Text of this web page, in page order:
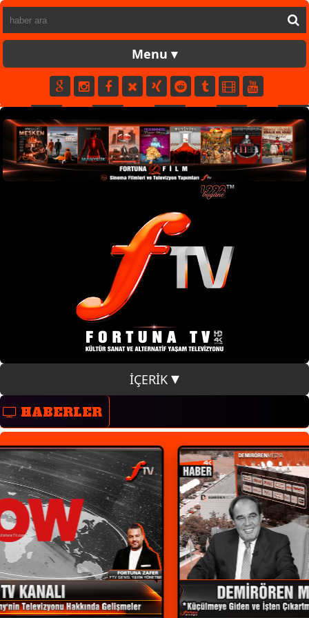
FORTUNATV
YAPIM
FİLM
MÜZİK
SPOR
KÜNYE
İÇERİK
HABERLER